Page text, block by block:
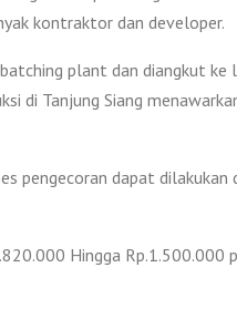
kontraktor dan developer.
plant dan diangkut ke
di Tanjung Siang
pengecoran dapat dilakukan
Hingga Rp.1.500.000